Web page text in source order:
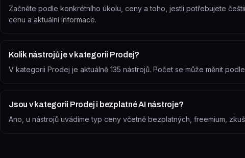
Začněte podle konkrétního úkolu, ceny a toho, jestli potřebujete
cenu a aktuální informace.
Kolik nástrojů je v kategorii Prodej?
V kategorii Prodej je aktuálně 135 nástrojů. Počet se může měnit
Jsou v kategorii Prodej i bezplatné AI nástroje?
Ano, u nástrojů uvádíme typ ceny včetně bezplatných, freemium,